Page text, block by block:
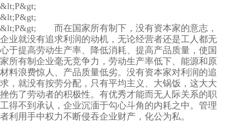
&lt;P&gt;
&lt;P&gt;
&lt;P&gt; 而在国家所有制下，没有资本家的意志，
企业就没有追求利润的动机，无论经营者还是工人都无
心于提高劳动生产率、降低消耗、提高产品质量，使国
家所有制企业毫无竞争力，劳动生产率低下、能源和原
材料浪费惊人、产品质量低劣。没有资本家对利润的追
求，就没有按劳分配，只有平均主义、大锅饭，这大大
挫伤了劳动者的积极性。有优秀才能而无人际关系的职
工得不到承认，企业沉湎于勾心斗角的内耗之中。管理
者利用手中权力不断侵吞企业财产，化公为私。